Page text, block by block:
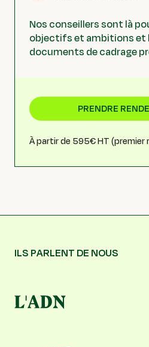
Nos conseillers sont là
objectifs et ambitions et
documents de cadrage
PRENDRE
À partir de 595€ HT
ILS PARLENT DE NOUS